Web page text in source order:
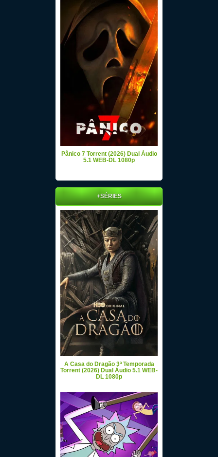
Pânico 7 Torrent (2026) Dual Áudio
5.1 WEB-DL 1080p
+SÉRIES
A Casa do Dragão 3ª Temporada
Torrent (2026) Dual Áudio 5.1 WEB-
DL 1080p